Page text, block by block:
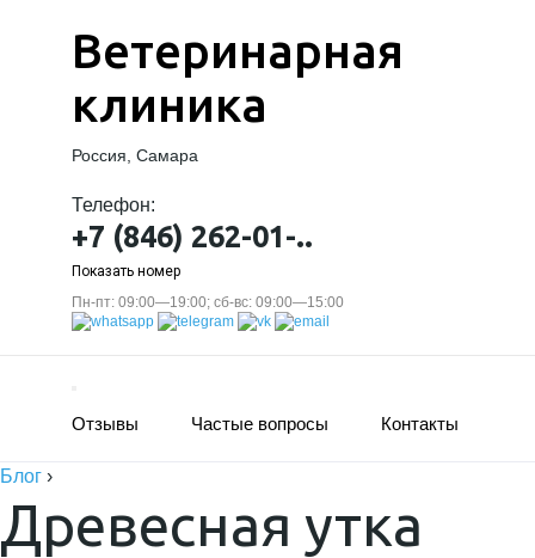
Ветеринарная
клиника
Россия, Самара
Телефон:
+7 (846) 262-01-..
Показать номер
Пн-пт: 09:00—19:00; сб-вс: 09:00—15:00
Отзывы Частые вопросы Контакты
Блог ›
Древесная утка